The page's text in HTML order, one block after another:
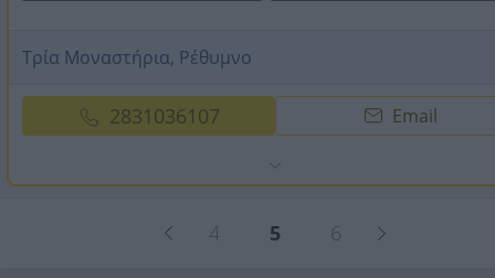
Τρία Μοναστήρια, Ρέθυμνο
2831036107 Email
4 5 6